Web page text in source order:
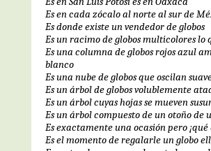
Es en cada zócalo al norte al sur de
Es donde existe un vendedor de globos
Es un racimo de globos multicolores lo
Es una columna de globos rojos azul
blanco
Es una nube de globos que oscilan
Es un árbol de globos volublemente
Es un árbol cuyas hojas se mueven
Es un árbol compuesto de un otoño de
Es exactamente una ocasión pero
Es el momento de regalarle un globo